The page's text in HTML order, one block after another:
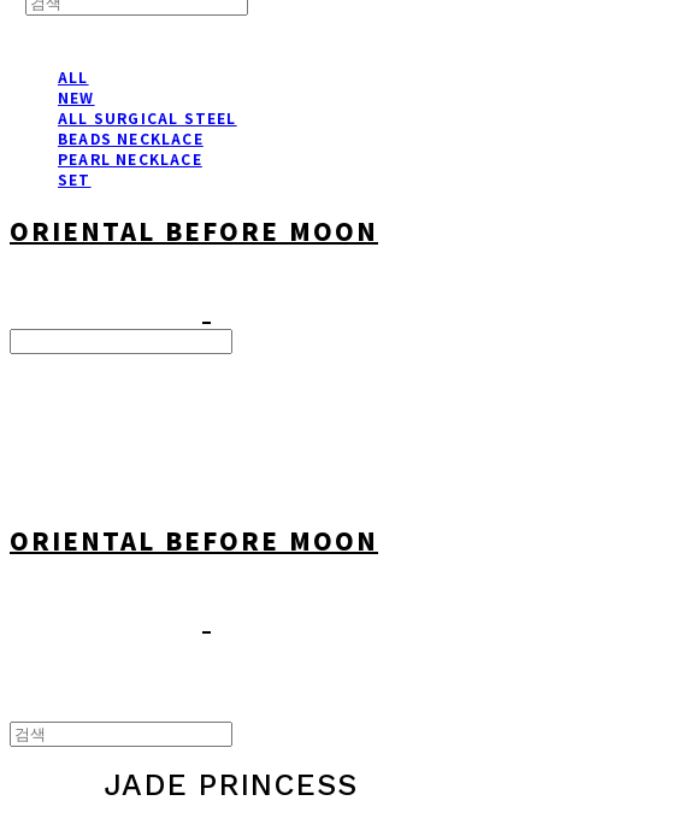
ALL
NEW
ALL SURGICAL STEEL
BEADS NECKLACE
PEARL NECKLACE
SET
ORIENTAL BEFORE MOON
ORIENTAL BEFORE MOON
JADE PRINCESS